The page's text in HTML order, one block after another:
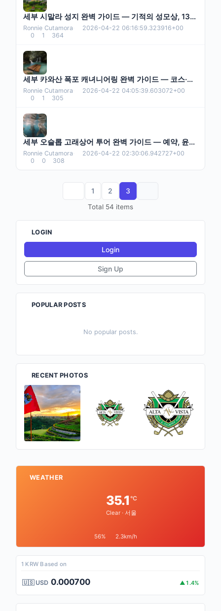
LOGIN
Login
Sign Up
POPULAR POSTS
No popular posts.
RECENT PHOTOS
세부 시말라 성지 완벽 가이드 — 기적의 성모상, 13색 촛불, 미사 시간, 가는 법까지
Ronnie Cutamora
2026-04-22 06:16:59.323916+00
0
1 364
세부 카와산 폭포 캐녀니어링 완벽 가이드 — 코스·가격·안전·예약까지
Ronnie Cutamora
2026-04-22 04:05:39.603072+00
0
1 305
세부 오슬롭 고래상어 투어 완벽 가이드 — 예약, 윤리 논쟁, 실전 팁까지
Ronnie Cutamora
2026-04-22 02:30:06.942727+00
0
0 308
1 2 3
Total 54 items
WEATHER
35.1 °C
Clear · 서울
56% 2.3km/h
1 KRW Based on
🇺🇸 USD 0.000700 ▲1.4%